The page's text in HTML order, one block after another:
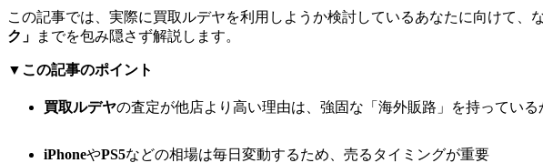
この記事では、実際に買取ルデヤを利用しようか検討しているあなたに向けて、
ク」
までを包み隠さず解説します。
▼この記事のポイント
買取ルデヤの査定が他店より高い理由は、強固な「海外販路」を持っている
iPhoneやPS5などの相場は毎日変動するため、売るタイミングが重要